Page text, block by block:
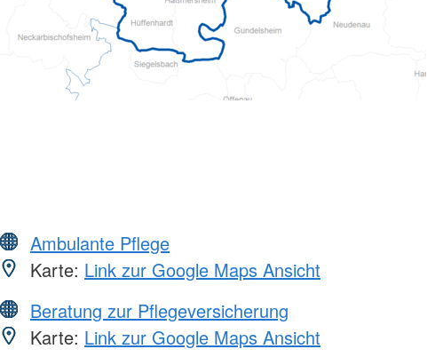
Ambulante Pflege
Karte: Link zur Google Maps Ansicht
Beratung zur Pflegeversicherung
Karte: Link zur Google Maps Ansicht